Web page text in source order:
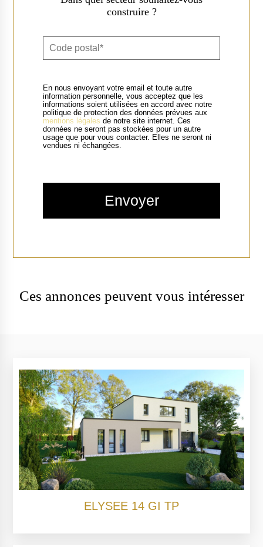
construire ?
En nous envoyant votre email et toute autre
information personnelle, vous acceptez que les
informations soient utilisées en accord avec notre
politique de protection des données prévues aux
mentions légales de notre site internet. Ces
données ne seront pas stockées pour un autre
usage que pour vous contacter. Elles ne seront ni
vendues ni échangées.
Ces annonces peuvent vous intéresser
ELYSEE 14 GI TP